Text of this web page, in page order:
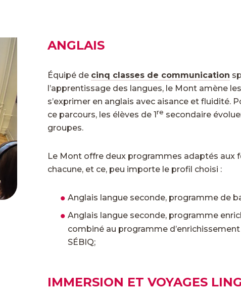
ANGLAIS
Équipé de cinq classes de communication
l’apprentissage des langues, le Mont amène
s’exprimer en anglais avec aisance et fluidité.
ce parcours, les élèves de 1re secondaire
groupes.
Le Mont offre deux programmes adaptés aux
chacune, et ce, peu importe le profil choisi :
Anglais langue seconde, programme de
Anglais langue seconde, programme
combiné au programme
SÉBIQ;
IMMERSION ET VOYAGES